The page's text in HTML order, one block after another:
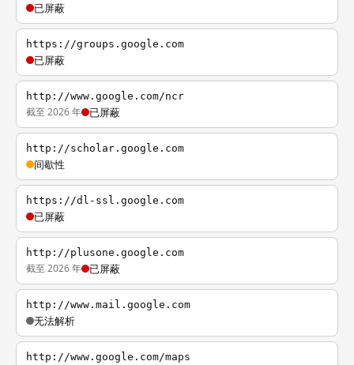
已屏蔽
https://groups.google.com
已屏蔽
http://www.google.com/ncr
截至 2026 年 已屏蔽
http://scholar.google.com
间歇性
https://dl-ssl.google.com
已屏蔽
http://plusone.google.com
截至 2026 年 已屏蔽
http://www.mail.google.com
无法解析
http://www.google.com/maps